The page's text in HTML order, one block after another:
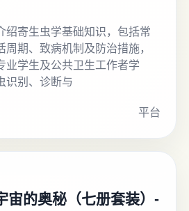
绍寄生虫学基础知识，包括常
周期、致病机制及防治措施，
业学生及公共卫生工作者学
识别、诊断与
平台
宙的奥秘（七册套装）-